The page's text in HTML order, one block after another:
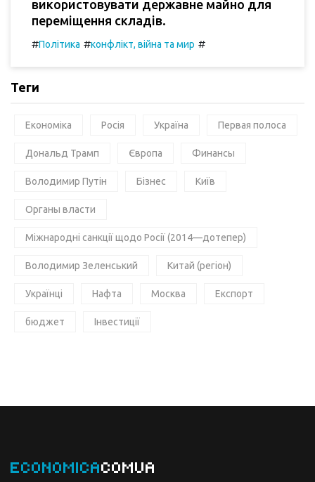
використовувати державне майно для
переміщення складів.
#Політика #конфлікт, війна та мир #
Теги
Економіка Росія Україна Первая полоса
Дональд Трамп Європа Финансы
Володимир Путін Бізнес Київ
Органы власти
Міжнародні санкції щодо Росії (2014—дотепер)
Володимир Зеленський Китай (регіон)
Українці Нафта Москва Експорт
бюджет Інвестиції
ECONOMICACOMUA